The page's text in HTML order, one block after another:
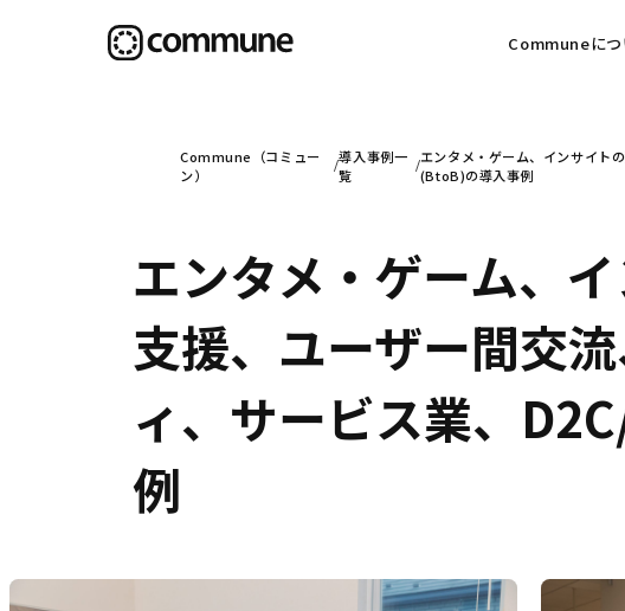
Communeにつ
可視化
信頼を醸成する信
・
Commune（コミュー
ン）
導入事例一
覧
エンタメ・ゲーム、インサイト
(BtoB)の導入事例
エンタメ・ゲーム、
支援、ユーザー間交
ィ、サービス業、
例